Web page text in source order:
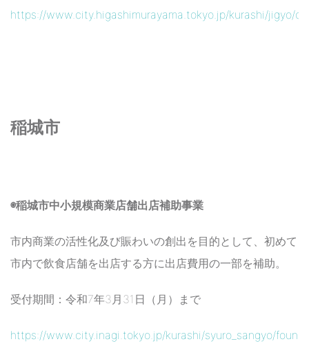
https://www.city.higashimurayama.tokyo.jp/kurashi/jigyo/
稲城市
◉稲城市中小規模商業店舗出店補助事業
市内商業の活性化及び賑わいの創出を目的として、初めて
市内で飲食店舗を出店する方に出店費用の一部を補助。
受付期間：令和7年3月31日（月）まで
https://www.city.inagi.tokyo.jp/kurashi/syuro_sangyo/